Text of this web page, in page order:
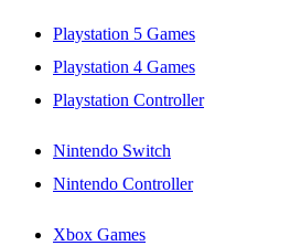
Playstation 5 Games
Playstation 4 Games
Playstation Controller
Nintendo Switch
Nintendo Controller
Xbox Games